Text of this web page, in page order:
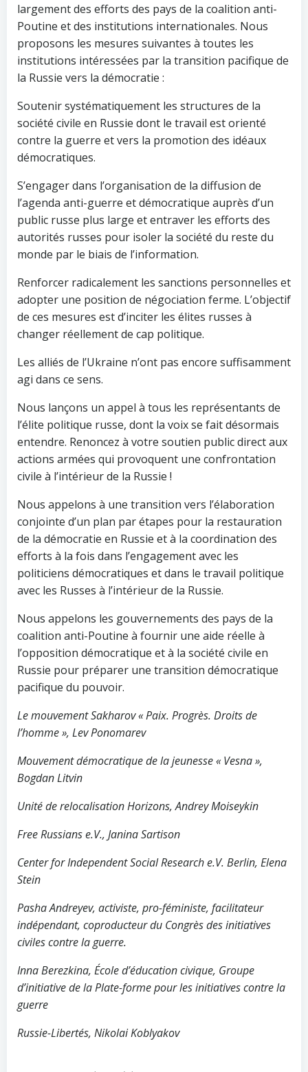
largement des efforts des pays de la coalition anti-
Poutine et des institutions internationales. Nous
proposons les mesures suivantes à toutes les
institutions intéressées par la transition pacifique de
la Russie vers la démocratie :
Soutenir systématiquement les structures de la
société civile en Russie dont le travail est orienté
contre la guerre et vers la promotion des idéaux
démocratiques.
S’engager dans l’organisation de la diffusion de
l’agenda anti-guerre et démocratique auprès d’un
public russe plus large et entraver les efforts des
autorités russes pour isoler la société du reste du
monde par le biais de l’information.
Renforcer radicalement les sanctions personnelles et
adopter une position de négociation ferme. L’objectif
de ces mesures est d’inciter les élites russes à
changer réellement de cap politique.
Les alliés de l’Ukraine n’ont pas encore suffisamment
agi dans ce sens.
Nous lançons un appel à tous les représentants de
l’élite politique russe, dont la voix se fait désormais
entendre. Renoncez à votre soutien public direct aux
actions armées qui provoquent une confrontation
civile à l’intérieur de la Russie !
Nous appelons à une transition vers l’élaboration
conjointe d’un plan par étapes pour la restauration
de la démocratie en Russie et à la coordination des
efforts à la fois dans l’engagement avec les
politiciens démocratiques et dans le travail politique
avec les Russes à l’intérieur de la Russie.
Nous appelons les gouvernements des pays de la
coalition anti-Poutine à fournir une aide réelle à
l’opposition démocratique et à la société civile en
Russie pour préparer une transition démocratique
pacifique du pouvoir.
Le mouvement Sakharov « Paix. Progrès. Droits de
l’homme », Lev Ponomarev
Mouvement démocratique de la jeunesse « Vesna »,
Bogdan Litvin
Unité de relocalisation Horizons, Andrey Moiseykin
Free Russians e.V., Janina Sartison
Center for Independent Social Research e.V. Berlin, Elena
Stein
Pasha Andreyev, activiste, pro-féministe, facilitateur
indépendant, coproducteur du Congrès des initiatives
civiles contre la guerre.
Inna Berezkina, École d’éducation civique, Groupe
d’initiative de la Plate-forme pour les initiatives contre la
guerre
Russie-Libertés, Nikolai Koblyakov